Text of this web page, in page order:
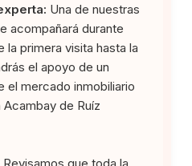
Una de nuestras
acompañará durante
primera visita hasta la
el apoyo de un
el mercado inmobiliario
de Ruíz
Revisamos que toda la